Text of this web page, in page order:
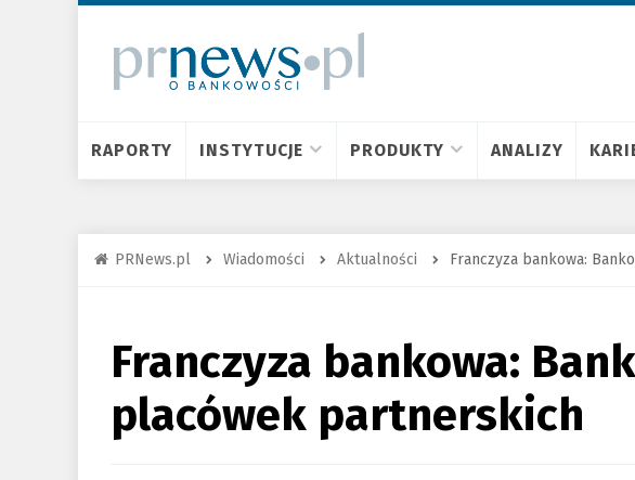
RAPORTY INSTYTUCJE PRODUKTY ANALIZY
PRNews.pl Wiadomości Aktualności Franczyza bankowa:
Franczyza bankowa:
placówek partnerskich